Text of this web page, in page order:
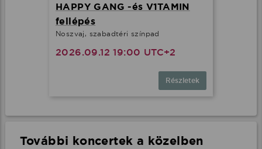
HAPPY GANG -és V1TAMIN
fellépés
Noszvaj, szabadtéri színpad
2026.09.12 19:00 UTC+2
Részletek
További koncertek a közelben